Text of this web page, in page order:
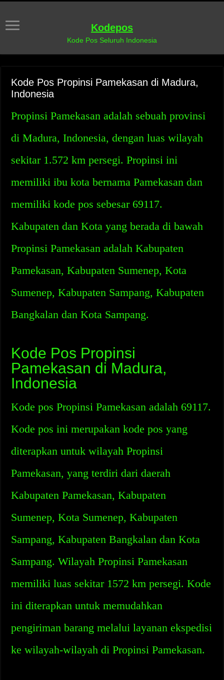
Kodepos
Kode Pos Seluruh Indonesia
Kode Pos Propinsi Pamekasan di Madura,
Indonesia
Propinsi Pamekasan adalah sebuah provinsi
di Madura, Indonesia, dengan luas wilayah
sekitar 1.572 km persegi. Propinsi ini
memiliki ibu kota bernama Pamekasan dan
memiliki kode pos sebesar 69117.
Kabupaten dan Kota yang berada di bawah
Propinsi Pamekasan adalah Kabupaten
Pamekasan, Kabupaten Sumenep, Kota
Sumenep, Kabupaten Sampang, Kabupaten
Bangkalan dan Kota Sampang.
Kode Pos Propinsi
Pamekasan di Madura,
Indonesia
Kode pos Propinsi Pamekasan adalah 69117.
Kode pos ini merupakan kode pos yang
diterapkan untuk wilayah Propinsi
Pamekasan, yang terdiri dari daerah
Kabupaten Pamekasan, Kabupaten
Sumenep, Kota Sumenep, Kabupaten
Sampang, Kabupaten Bangkalan dan Kota
Sampang. Wilayah Propinsi Pamekasan
memiliki luas sekitar 1572 km persegi. Kode
ini diterapkan untuk memudahkan
pengiriman barang melalui layanan ekspedisi
ke wilayah-wilayah di Propinsi Pamekasan.